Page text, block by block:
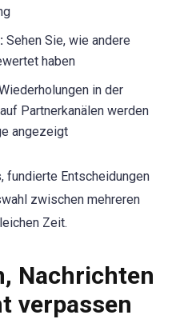
Sehen Sie, wie andere
haben
in der
Partnerkanälen werden
angezeigt
fundierte Entscheidungen
zwischen mehreren
Zeit.
Nachrichten
verpassen